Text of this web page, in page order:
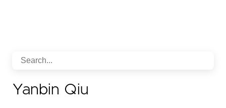
Yanbin Qiu